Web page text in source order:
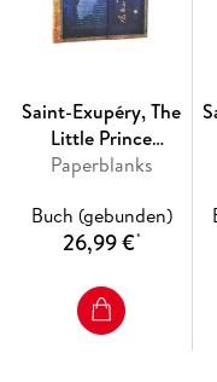
Saint-Exupéry, The
Little Prince
(Embellished
Collection) Ultra
Lined Hardcover
Closure)
Paperblanks
Buch (gebunden)
26,99 €*